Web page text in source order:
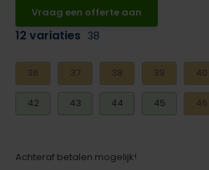
Vraag een offerte aan
12 variaties 38
36 37 38 39 40
42 43 44 45 46
Achteraf betalen mogelijk!